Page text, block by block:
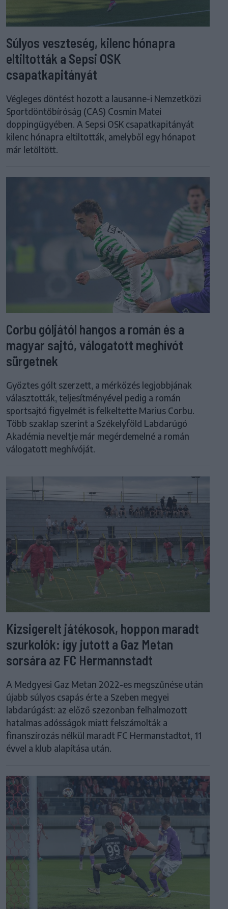
Súlyos veszteség, kilenc hónapra
eltiltották a Sepsi OSK
csapatkapitányát
Végleges döntést hozott a lausanne-i Nemzetközi
Sportdöntőbíróság (CAS) Cosmin Matei
doppingügyében. A Sepsi OSK csapatkapitányát
kilenc hónapra eltiltották, amelyből egy hónapot
már letöltött.
Corbu góljától hangos a román és a
magyar sajtó, válogatott meghívót
sürgetnek
Győztes gólt szerzett, a mérkőzés legjobbjának
választották, teljesítményével pedig a román
sportsajtó figyelmét is felkeltette Marius Corbu.
Több szaklap szerint a Székelyföld Labdarúgó
Akadémia neveltje már megérdemelné a román
válogatott meghívóját.
Kizsigerelt játékosok, hoppon maradt
szurkolók: így jutott a Gaz Metan
sorsára az FC Hermannstadt
A Medgyesi Gaz Metan 2022-es megszűnése után
újabb súlyos csapás érte a Szeben megyei
labdarúgást: az előző szezonban felhalmozott
hatalmas adósságok miatt felszámolták a
finanszírozás nélkül maradt FC Hermanstadtot, 11
évvel a klub alapítása után.